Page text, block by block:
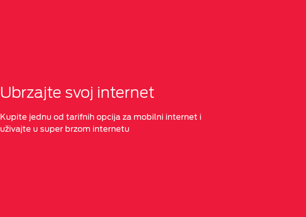
Ubrzajte svoj internet
Kupite jednu od tarifnih opcija za mobilni internet i
uživajte u super brzom internetu